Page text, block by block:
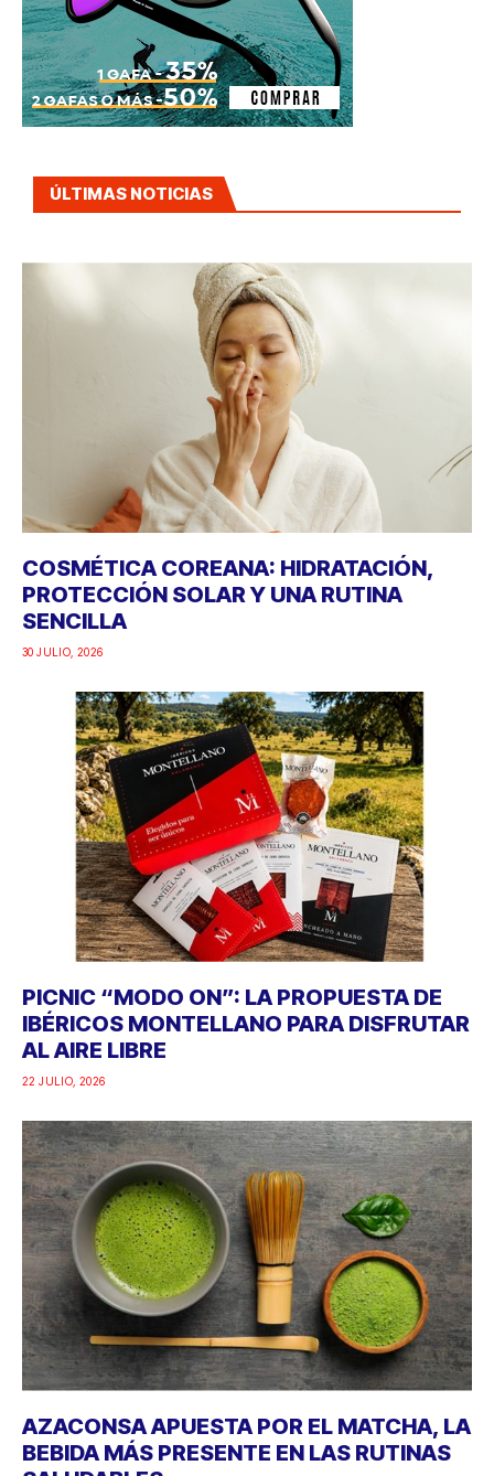
ÚLTIMAS NOTICIAS
COSMÉTICA COREANA: HIDRATACIÓN,
PROTECCIÓN SOLAR Y UNA RUTINA
PICNIC “MODO ON”: LA PROPUESTA DE
IBÉRICOS MONTELLANO PARA DISFRUTAR
AL AIRE LIBRE
22 JULIO, 2026
AZACONSA APUESTA POR EL MATCHA, LA
BEBIDA MÁS PRESENTE EN LAS RUTINAS
SALUDABLES
22 JULIO, 2026